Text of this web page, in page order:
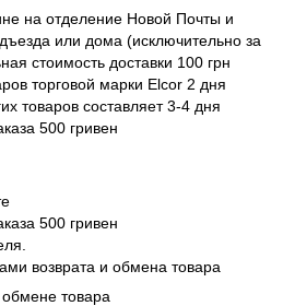
на отделение Новой Почты и
или дома (исключительно за
стоимость доставки 100 грн
торговой марки Elcor 2 дня
товаров составляет 3-4 дня
500 гривен
500 гривен
возврата и обмена товара
товара